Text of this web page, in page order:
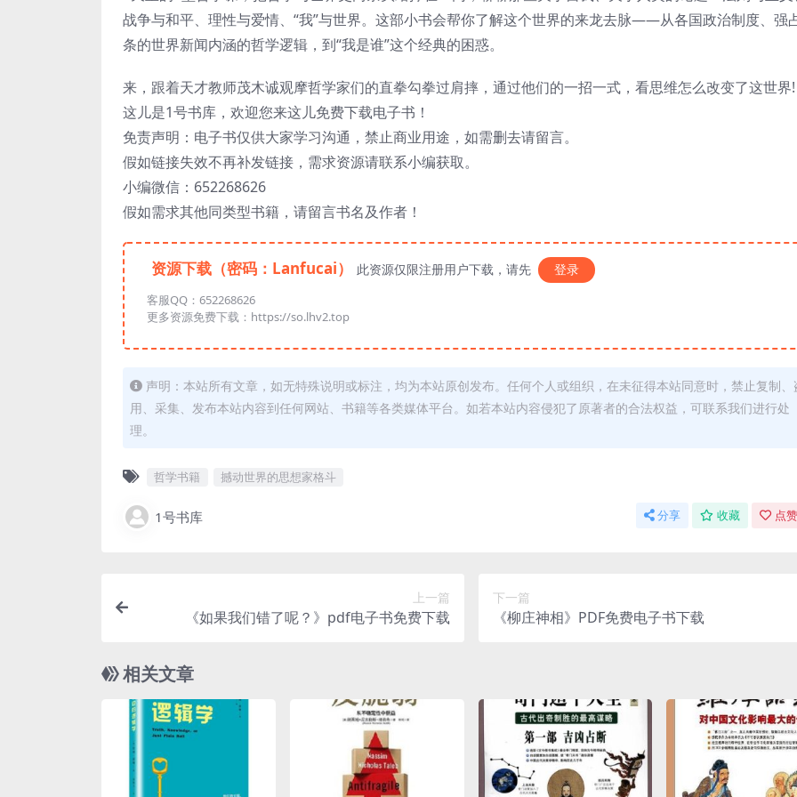
战争与和平、理性与爱情、“我”与世界。这部小书会帮你了解这个世界的来龙去脉——从各国政治制度、强
条的世界新闻内涵的哲学逻辑，到“我是谁”这个经典的困惑。
来，跟着天才教师茂木诚观摩哲学家们的直拳勾拳过肩摔，通过他们的一招一式，看思维怎么改变了这世界!
这儿是1号书库，欢迎您来这儿免费下载电子书！
免责声明：电子书仅供大家学习沟通，禁止商业用途，如需删去请留言。
假如链接失效不再补发链接，需求资源请联系小编获取。
小编微信：652268626
假如需求其他同类型书籍，请留言书名及作者！
资源下载（密码：Lanfucai） 此资源仅限注册用户下载，请先 登录
客服QQ：652268626
更多资源免费下载：https://so.lhv2.top
声明：本站所有文章，如无特殊说明或标注，均为本站原创发布。任何个人或组织，在未征得本站同意时，禁止复制、
用、采集、发布本站内容到任何网站、书籍等各类媒体平台。如若本站内容侵犯了原著者的合法权益，可联系我们进行处
理。
哲学书籍 撼动世界的思想家格斗
1号书库 分享 收藏 点
上一篇
《如果我们错了呢？》pdf电子书免费下载
下一篇
《柳庄神相》PDF免费电子书下载
相关文章